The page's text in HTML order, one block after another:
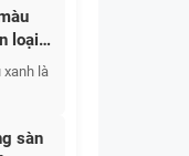
loại,
xanh là
sàn